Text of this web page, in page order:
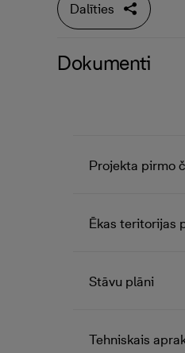
Dalīties
Dokumenti
Projekta pirmo
Ēkas teritorijas
Stāvu plāni
Tehniskais